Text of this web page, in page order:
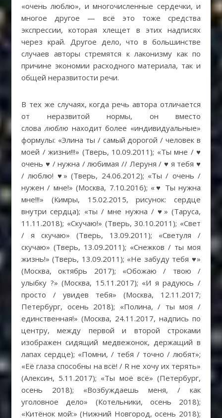
«очень люблю», и многочисленные сердечки, и
многое другое — всё это тоже средства
экспрессии, которая хлещет в этих надписях
через край. Другое дело, что в большинстве
случаев авторы стремятся к лаконизму как по
причине экономии расходного материала, так и
общей неразвитости речи.
В тех же случаях, когда речь автора отличается
от неразвитой нормы, он вместо
слова люблю находит более «индивидуальные»
формулы: «Элина ты / самый дорогой / человек в
моей / жизни!!!» (Тверь, 10.09.2011); «Ты мне / ♥
очень ♥ / нужна / любимая // Леруня / ♥ я тебя ♥
/ люблю! ♥» (Тверь, 24.06.2012); «Ты / очень /
нужен / мне!» (Москва, 7.10.2016); «♥ Ты нужна
мне!!!» (Кимры, 15.02.2015, рисунок: сердце
внутри сердца); «ты / мне нужна / ♥» (Таруса,
11.11.2018); «Скучаю!» (Тверь, 30.10.2011); «Свет
/ я скучаю» (Тверь, 13.09.2011); «Светуля /
скучаю» (Тверь, 13.09.2011); «Снежков / ты моя
жизнь!» (Тверь, 13.09.2011); «Не забуду тебя ♥»
(Москва, октябрь 2017); «Обожаю / твою /
улыбку ?» (Москва, 15.11.2017); «И я радуюсь /
просто / увидев тебя» (Москва, 12.11.2017;
Петербург, осень 2018); «Полина, / ты моя /
единственная!» (Москва, 24.11.2017, надпись по
центру, между первой и второй строками
изображен сидящий медвежонок, держащий в
лапах сердце); «Помни, / тебя / точно / любят»;
«Её глаза способны на всё! / R не хочу их терять»
(Алексин, 5.11.2017); «Ты моё всё» (Петербург,
осень 2018); «Возбуждаешь меня, / как
уголовное дело» (Котельники, осень 2018);
«Китёнок мой:» (Нижний Новгород, осень 2018);